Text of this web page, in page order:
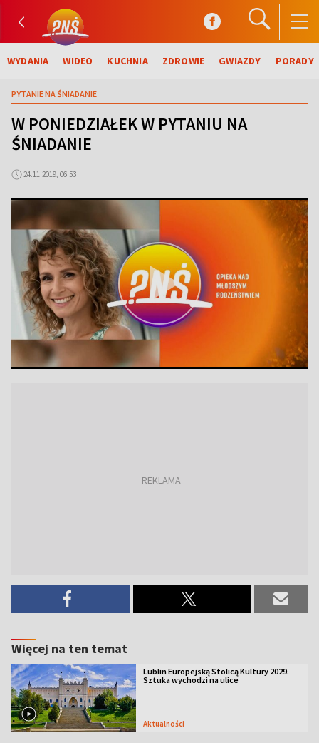
WYDANIA WIDEO KUCHNIA ZDROWIE GWIAZDY PORADY
PYTANIE NA ŚNIADANIE
W PONIEDZIAŁEK W PYTANIU NA
ŚNIADANIE
24.11.2019, 06:53
Więcej na ten temat
Lublin Europejską Stolicą Kultury 2029.
Sztuka wychodzi na ulice
Aktualności